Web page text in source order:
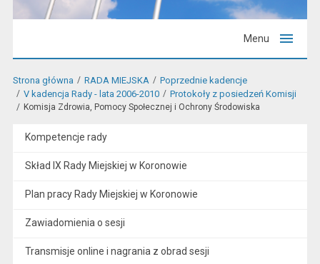
Menu
Strona główna RADA MIEJSKA
Poprzednie kadencje
V kadencja Rady - lata 2006-2010
Protokoły z posiedzeń Komisji
Komisja Zdrowia, Pomocy Społecznej i Ochrony Środowiska
Kompetencje rady
Skład IX Rady Miejskiej w Koronowie
Plan pracy Rady Miejskiej w Koronowie
Zawiadomienia o sesji
Transmisje online i nagrania z obrad sesji